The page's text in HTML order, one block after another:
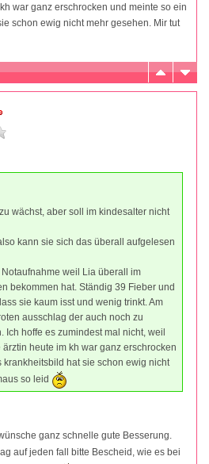
war ganz erschrocken und meinte so ein
schon ewig nicht mehr gesehen. Mir tut
wächst, aber soll im kindesalter nicht
kann sie sich das überall aufgelesen
weil Lia überall im
bekommen hat. Ständig 39 Fieber und
sie kaum isst und wenig trinkt. Am
ausschlag der auch noch zu
Ich hoffe es zumindest mal nicht, weil
heute im kh war ganz erschrocken
krankheitsbild hat sie schon ewig nicht
so leid
ganz schnelle gute Besserung.
auf jeden fall bitte Bescheid, wie es bei